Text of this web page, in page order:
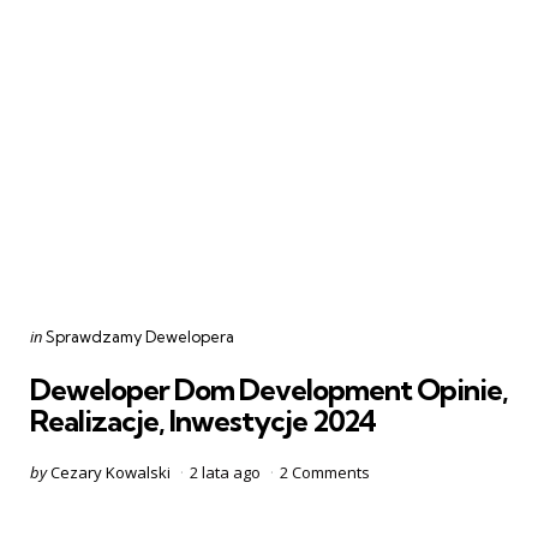
Categories
Posted
inSprawdzamy Dewelopera
Deweloper Dom Development Opinie,
Realizacje, Inwestycje 2024
Posted
byCezary Kowalski 2 lata ago 2Comments